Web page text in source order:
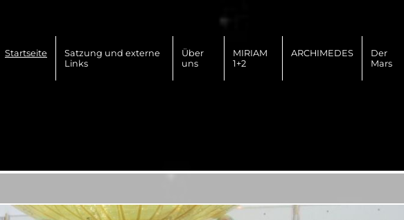
überspringen
Startseite
Satzung und externe
Links
Über
uns
MIRIAM
1+2
ARCHIMEDES
Der
Mars